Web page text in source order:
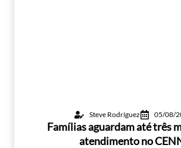
Steve Rodríguez 05/08/
Famílias aguardam até três
atendimento no